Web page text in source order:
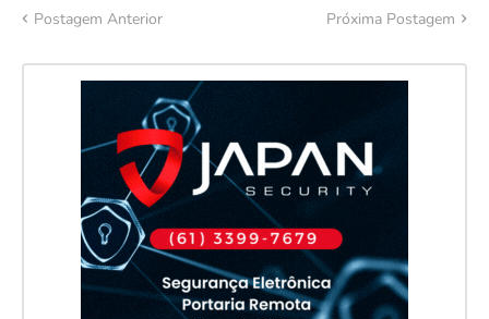
Postagem Anterior Próxima Postagem